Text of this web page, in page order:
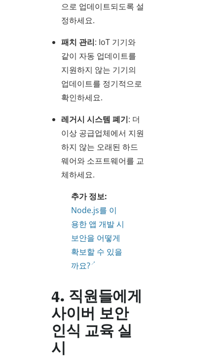
으로 업데이트되도록 설
정하세요.
패치 관리: IoT 기기와
같이 자동 업데이트를
지원하지 않는 기기의
업데이트를 정기적으로
확인하세요.
레거시 시스템 폐기: 더
이상 공급업체에서 지원
하지 않는 오래된 하드
웨어와 소프트웨어를 교
체하세요.
추가 정보:
Node.js를 이
용한 앱 개발 시
보안을 어떻게
확보할 수 있을
까요?
4. 직원들에게
사이버 보안
인식 교육 실
시